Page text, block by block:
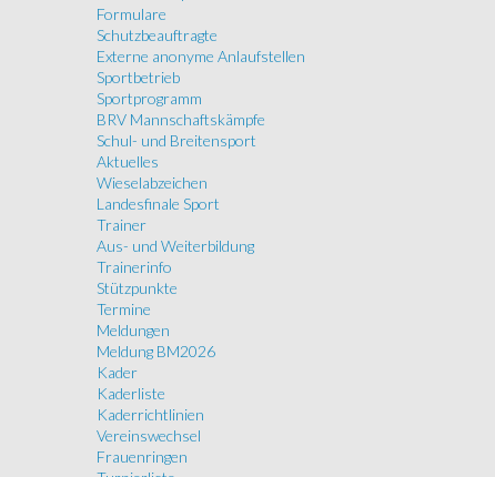
Formulare
Schutzbeauftragte
Externe anonyme Anlaufstellen
Sportbetrieb
Sportprogramm
BRV Mannschaftskämpfe
Schul- und Breitensport
Aktuelles
Wieselabzeichen
Landesfinale Sport
Trainer
Aus- und Weiterbildung
Trainerinfo
Stützpunkte
Termine
Meldungen
Meldung BM2026
Kader
Kaderliste
Kaderrichtlinien
Vereinswechsel
Frauenringen